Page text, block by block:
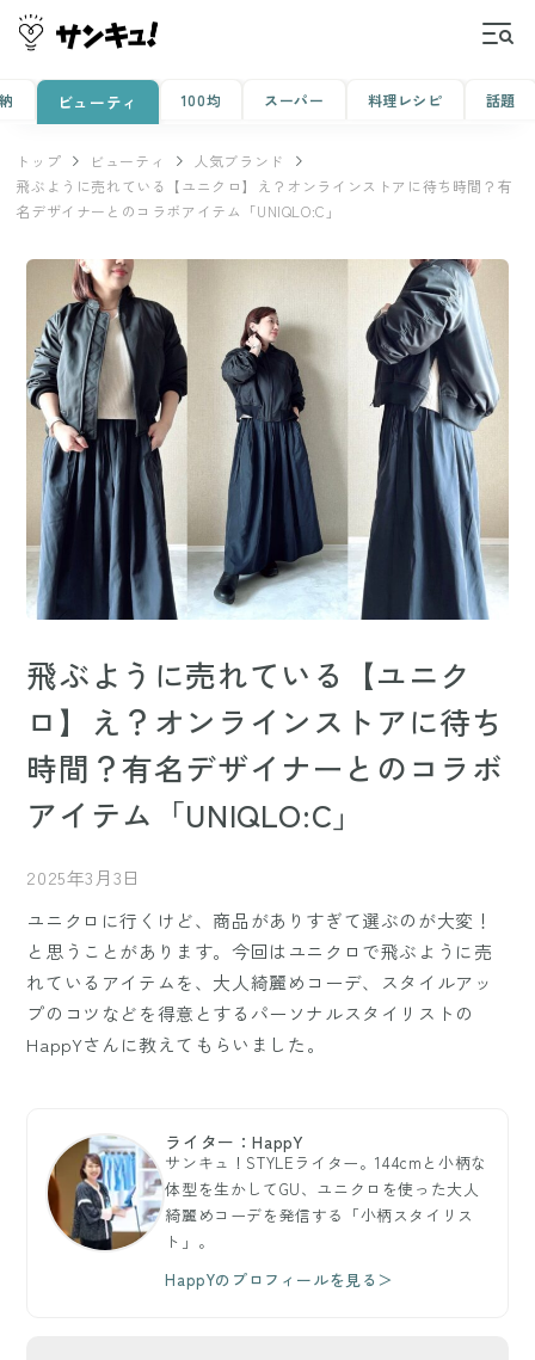
ビューティ 100均 スーパー 料理レシピ 話題
トップ ビューティ
人気ブランド
飛ぶように売れている【ユニクロ】え？オンラインストアに待ち時間？有
名デザイナーとのコラボアイテム「UNIQLO:C」
飛ぶように売れている【ユニク
ロ】え？オンラインストアに待ち
時間？有名デザイナーとのコラボ
アイテム「UNIQLO:C」
2025年3月3日
ユニクロに行くけど、商品がありすぎて選ぶのが大変！
と思うことがあります。今回はユニクロで飛ぶように売
れているアイテムを、大人綺麗めコーデ、スタイルアッ
プのコツなどを得意とするパーソナルスタイリストの
HappYさんに教えてもらいました。
ライター：HappY
サンキュ！STYLEライター。144cmと小柄な
体型を生かしてGU、ユニクロを使った大人
綺麗めコーデを発信する「小柄スタイリス
ト」。
HappYのプロフィールを見る＞